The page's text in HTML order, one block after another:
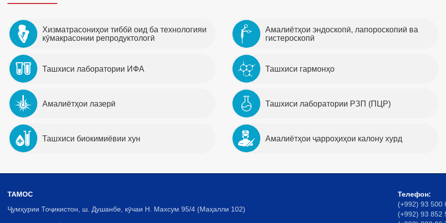
Хизматрасониҳои тиббӣ оид ба технологияи
кӯмакрасонии репродуктологӣ
Ташхиси лаборатории ИФА
Амалиётҳои лазерӣ
Ташхиси биокимиёвии хун
Амалиётҳои эндоскопӣ, лапороскопиӣ ва
гистероскопӣ
Ташхиси гармонҳо
Ташхиси лаборатории РЗП (ПЦР)
Амалиётҳои ҷарроҳиҳои калону хурд
ТАМОС
Ҷумҳурии Тоҷикистон, ш. Душанбе, кӯчаи Н. Махсум 95/4 (Маҳалли 102)
Телефон:
(+992) 93 500
(+992) 93 852